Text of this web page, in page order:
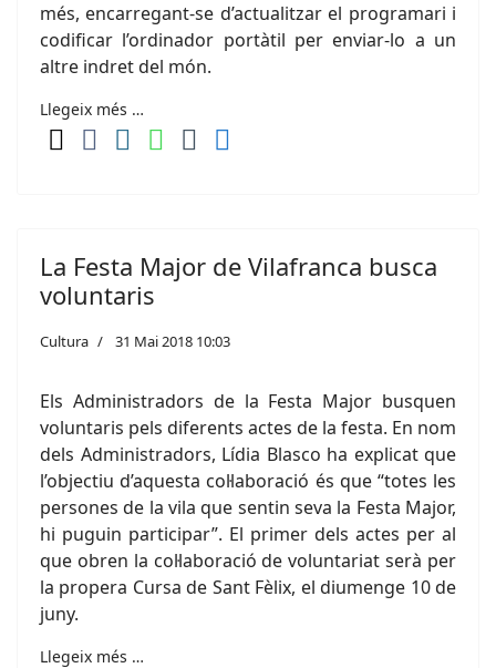
més, encarregant-se d’actualitzar el programari i
codificar l’ordinador portàtil per enviar-lo a un
altre indret del món.
Llegeix més …
La Festa Major de Vilafranca busca
voluntaris
Cultura 31 Mai 2018 10:03
Els Administradors de la Festa Major busquen
voluntaris pels diferents actes de la festa. En nom
dels Administradors, Lídia Blasco ha explicat que
l’objectiu d’aquesta col·laboració és que “totes les
persones de la vila que sentin seva la Festa Major,
hi puguin participar”. El primer dels actes per al
que obren la col·laboració de voluntariat serà per
la propera Cursa de Sant Fèlix, el diumenge 10 de
juny.
Llegeix més …